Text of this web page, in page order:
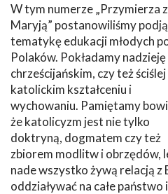
W tym numerze „Przymierza z
Maryją” postanowiliśmy
tematykę edukacji młodych
Polaków. Pokładamy
chrześcijańskim, czy też ściślej
katolickim kształceniu i
wychowaniu. Pamiętamy
że katolicyzm jest nie tylko
doktryną, dogmatem czy też
zbiorem modlitw i obrzędów,
nade wszystko żywą relacją z
oddziaływać na całe państwo